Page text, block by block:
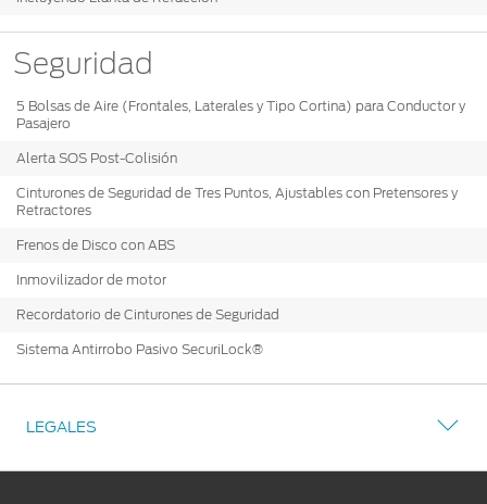
Seguridad
5 Bolsas de Aire (Frontales, Laterales y Tipo Cortina) para Conductor y
Pasajero
Alerta SOS Post-Colisión
Cinturones de Seguridad de Tres Puntos, Ajustables con Pretensores y
Retractores
Frenos de Disco con ABS
Inmovilizador de motor
Recordatorio de Cinturones de Seguridad
Sistema Antirrobo Pasivo SecuriLock®
LEGALES